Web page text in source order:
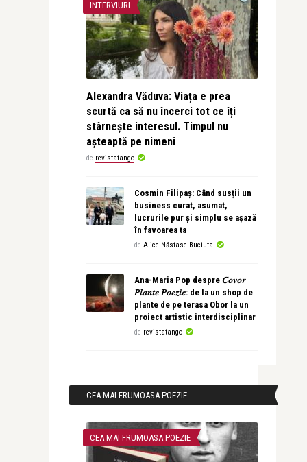
INTERVIURI
Alexandra Văduva: Viața e prea
scurtă ca să nu încerci tot ce îți
stârnește interesul. Timpul nu
așteaptă pe nimeni
de revistatango
Cosmin Filipaș: Când susții un
business curat, asumat,
lucrurile pur și simplu se așază
în favoarea ta
de Alice Năstase Buciuta
Ana-Maria Pop despre 𝐶𝑜𝑣𝑜𝑟
𝑃𝑙𝑎𝑛𝑡𝑒 𝑃𝑜𝑒𝑧𝑖𝑒: de la un shop de
plante de pe terasa Obor la un
proiect artistic interdisciplinar
de revistatango
CEA MAI FRUMOASA POEZIE
CEA MAI FRUMOASA POEZIE